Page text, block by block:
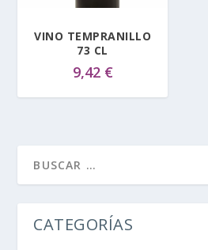
VINO TEMPRANILLO
73 CL
9,42 €
CATEGORÍAS